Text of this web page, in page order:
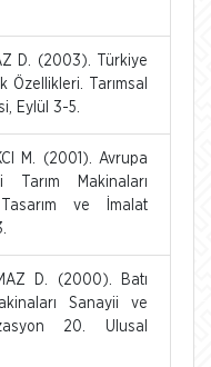
D. (2003). Türkiye
Özellikleri. Tarımsal
Eylül 3-5.
M. (2001). Avrupa
Tarım Makinaları
ve İmalat
D. (2000). Batı
Sanayii ve
20. Ulusal